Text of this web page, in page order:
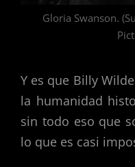
Gloria Swanson.
Y es que Billy
la humanidad
sin todo eso que
lo que es casi